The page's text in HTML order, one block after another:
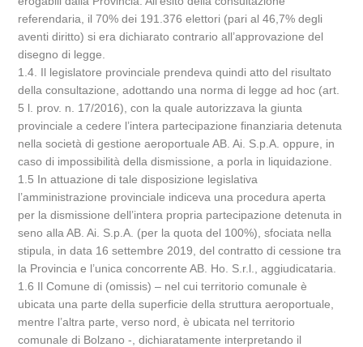
referendaria, il 70% dei 191.376 elettori (pari al 46,7% degli
aventi diritto) si era dichiarato contrario all’approvazione del
disegno di legge.
1.4. Il legislatore provinciale prendeva quindi atto del risultato
della consultazione, adottando una norma di legge ad hoc (art.
5 l. prov. n. 17/2016), con la quale autorizzava la giunta
provinciale a cedere l’intera partecipazione finanziaria detenuta
nella società di gestione aeroportuale AB. Ai. S.p.A. oppure, in
caso di impossibilità della dismissione, a porla in liquidazione.
1.5 In attuazione di tale disposizione legislativa
l’amministrazione provinciale indiceva una procedura aperta
per la dismissione dell’intera propria partecipazione detenuta in
seno alla AB. Ai. S.p.A. (per la quota del 100%), sfociata nella
stipula, in data 16 settembre 2019, del contratto di cessione tra
la Provincia e l’unica concorrente AB. Ho. S.r.l., aggiudicataria.
1.6 Il Comune di (omissis) – nel cui territorio comunale è
ubicata una parte della superficie della struttura aeroportuale,
mentre l’altra parte, verso nord, è ubicata nel territorio
comunale di Bolzano -, dichiaratamente interpretando il